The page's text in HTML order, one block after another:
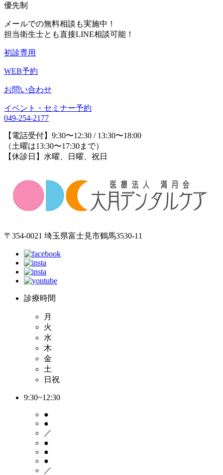
優先制
メールでの無料相談も実施中！
担当衛生士とも直接LINE相談可能！
初診専用
WEB予約
お問い合わせ
イベント・セミナー予約
049-254-2177
【電話受付】9:30〜12:30 / 13:30〜18:00
（土曜は13:30〜17:30まで）
【休診日】水曜、日曜、祝日
〒354-0021 埼玉県富士見市鶴馬3530-11
診療時間
月
火
水
木
金
土
日祝
9:30~12:30
●
●
／
●
●
●
／